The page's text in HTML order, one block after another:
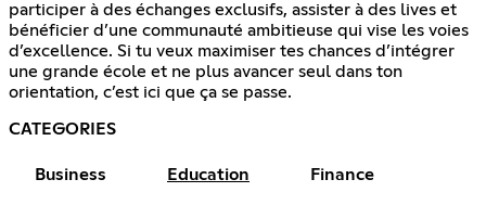
participer à des échanges exclusifs, assister à des lives et
bénéficier d’une communauté ambitieuse qui vise les voies
d’excellence. Si tu veux maximiser tes chances d’intégrer
une grande école et ne plus avancer seul dans ton
orientation, c’est ici que ça se passe.
CATEGORIES
Business Education Finance